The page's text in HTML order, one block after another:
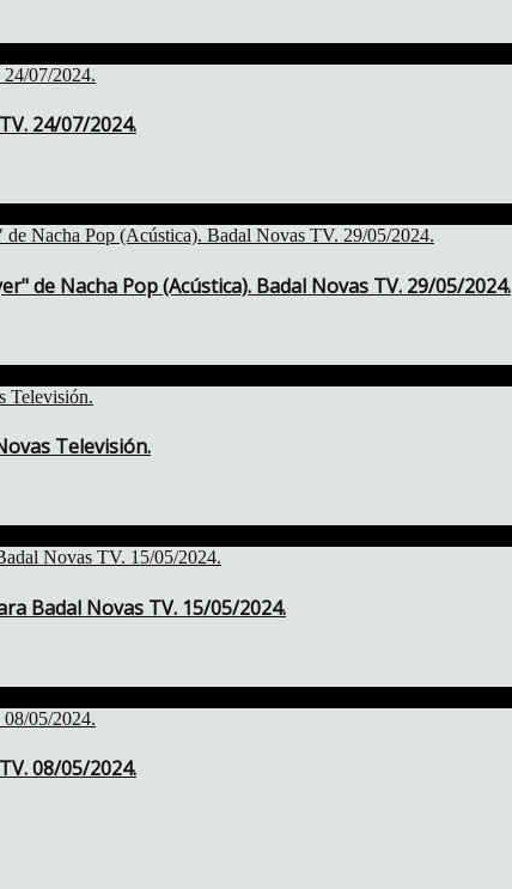
24/07/2024.
de Nacha Pop (Acústica). Badal Novas TV. 29/05/2024.
Televisión.
Badal Novas TV. 15/05/2024.
08/05/2024.